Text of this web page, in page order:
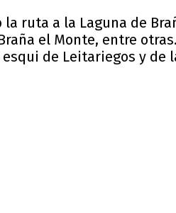
ruta a la Laguna de
el Monte, entre
de Leitariegos y de